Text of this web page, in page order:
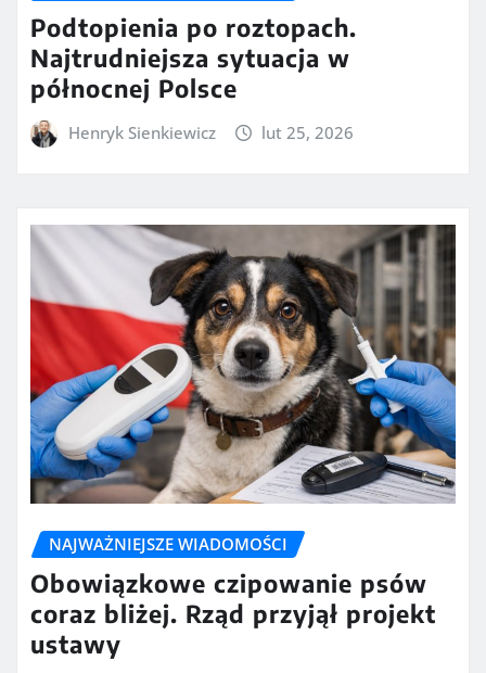
Podtopienia po roztopach.
Najtrudniejsza sytuacja w
północnej Polsce
Henryk Sienkiewicz lut 25, 2026
NAJWAŻNIEJSZE WIADOMOŚCI
Obowiązkowe czipowanie psów
coraz bliżej. Rząd przyjął projekt
ustawy